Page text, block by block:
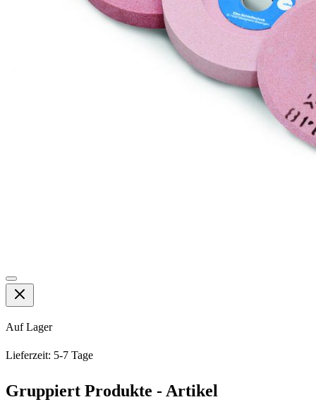
Auf Lager
Lieferzeit: 5-7 Tage
Gruppiert Produkte - Artikel